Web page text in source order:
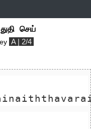
செய்
A | 2/4